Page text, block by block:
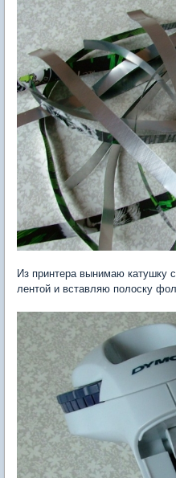
Из принтера вынимаю катушку
лентой и вставляю полоску